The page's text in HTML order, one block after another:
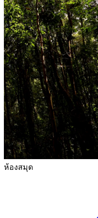
ห้องสมุด